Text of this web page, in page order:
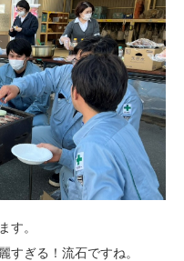
す。
すぎる！流石ですね。